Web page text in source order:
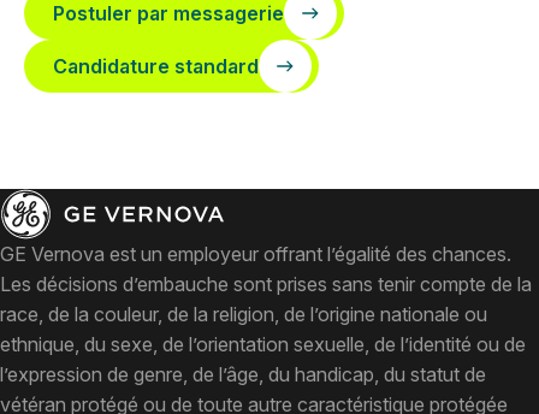
Postuler par messagerie
Candidature standard
GE Vernova est un employeur offrant l’égalité des chances.
Les décisions d’embauche sont prises sans tenir compte de la
race, de la couleur, de la religion, de l’origine nationale ou
ethnique, du sexe, de l’orientation sexuelle, de l’identité ou de
l’expression de genre, de l’âge, du handicap, du statut de
vétéran protégé ou de toute autre caractéristique protégée